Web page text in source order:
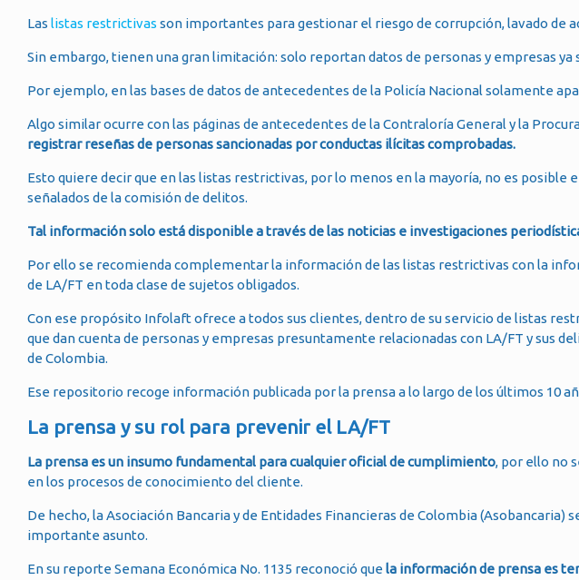
Las listas restrictivas son importantes para gestionar el riesgo de corrupción, lavado de
Sin embargo, tienen una gran limitación: solo reportan datos de personas y empresas ya
Por ejemplo, en las bases de datos de antecedentes de la Policía Nacional solamente
Algo similar ocurre con las páginas de antecedentes de la Contraloría General y la
registrar reseñas de personas sancionadas por conductas ilícitas comprobadas.
Esto quiere decir que en las listas restrictivas, por lo menos en la mayoría, no es
señalados de la comisión de delitos.
Tal información solo está disponible a través de las noticias e investigaciones
Por ello se recomienda complementar la información de las listas restrictivas con la
de LA/FT en toda clase de sujetos obligados.
Con ese propósito Infolaft ofrece a todos sus clientes, dentro de su servicio de listas
que dan cuenta de personas y empresas presuntamente relacionadas con LA/FT y sus
de Colombia.
Ese repositorio recoge información publicada por la prensa a lo largo de los últimos 10
La prensa y su rol para prevenir el LA/FT
La prensa es un insumo fundamental para cualquier oficial de cumplimiento, por ello no
en los procesos de conocimiento del cliente.
De hecho, la Asociación Bancaria y de Entidades Financieras de Colombia (Asobancaria)
importante asunto.
En su reporte Semana Económica No. 1135 reconoció quela información de prensa es